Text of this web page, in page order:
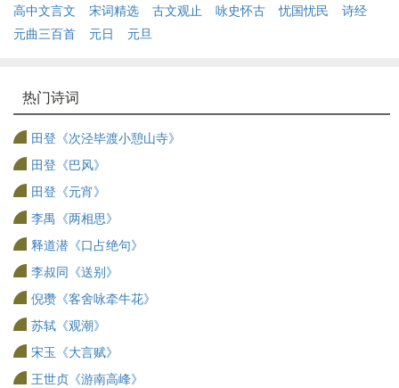
高中文言文
宋词精选 古文观止 咏史怀古 忧国忧民
诗经
元曲三百首
元日 元旦
热门诗词
田登《次泾毕渡小憩山寺》
田登《巴风》
田登《元宵》
李禺《两相思》
释道潜《口占绝句》
李叔同《送别》
倪瓒《客舍咏牵牛花》
苏轼《观潮》
宋玉《大言赋》
王世贞《游南高峰》